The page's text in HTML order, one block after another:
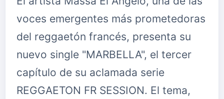
voces emergentes más prometedoras
del reggaetón francés, presenta su
nuevo single "MARBELLA", el tercer
capítulo de su aclamada serie
REGGAETON FR SESSION. El tema,